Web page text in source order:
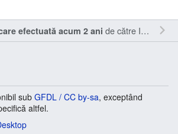
efectuată acum 2 ani de către Inistea .
sub GFDL / CC by-sa, exceptând
altfel.